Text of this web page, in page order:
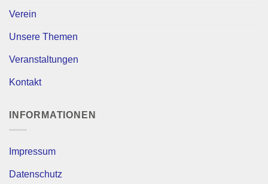
Verein
Unsere Themen
Veranstaltungen
Kontakt
INFORMATIONEN
Impressum
Datenschutz